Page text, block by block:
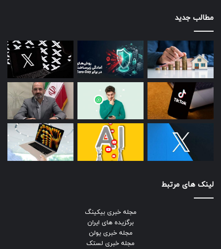
مطالب جدید
لینک های مرتبط
مجله خبری بیکینگ
برگزیده های ایران
مجله خبری یولن
مجله خبری لستک